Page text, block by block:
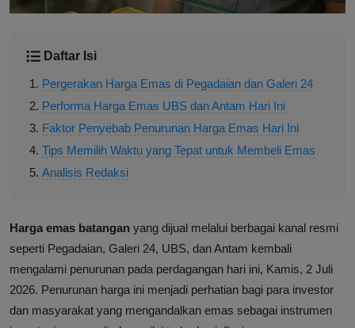
Daftar Isi
Pergerakan Harga Emas di Pegadaian dan Galeri 24
Performa Harga Emas UBS dan Antam Hari Ini
Faktor Penyebab Penurunan Harga Emas Hari Ini
Tips Memilih Waktu yang Tepat untuk Membeli Emas
Analisis Redaksi
Harga emas batangan yang dijual melalui berbagai kanal resmi
seperti Pegadaian, Galeri 24, UBS, dan Antam kembali
mengalami penurunan pada perdagangan hari ini, Kamis, 2 Juli
2026. Penurunan harga ini menjadi perhatian bagi para investor
dan masyarakat yang mengandalkan emas sebagai instrumen